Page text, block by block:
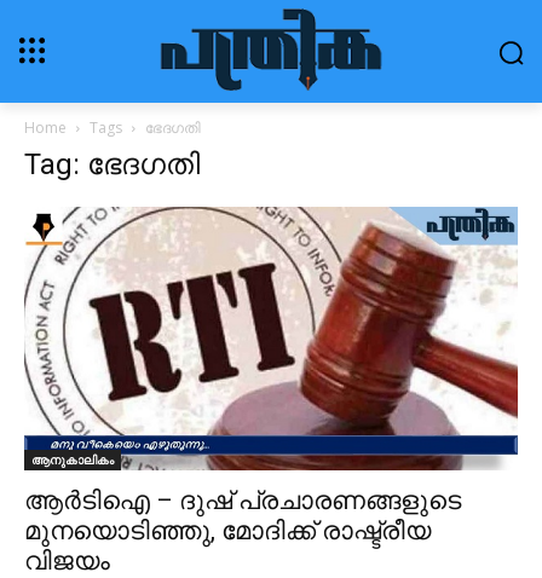
Home Tags ഭേദഗതി
Tag: ഭേദഗതി
ആനുകാലികം
ആര്‍ടിഐ – ദുഷ് പ്രചാരണങ്ങളുടെ
മുനയൊടിഞ്ഞു, മോദിക്ക്‌ രാഷ്ട്രീയ
വിജയം